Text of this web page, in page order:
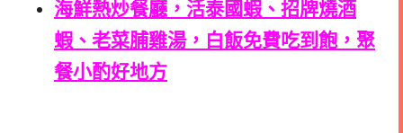
海鮮熱炒餐廳，活泰國蝦、招牌燒酒
蝦、老菜脯雞湯，白飯免費吃到飽，聚
餐小酌好地方